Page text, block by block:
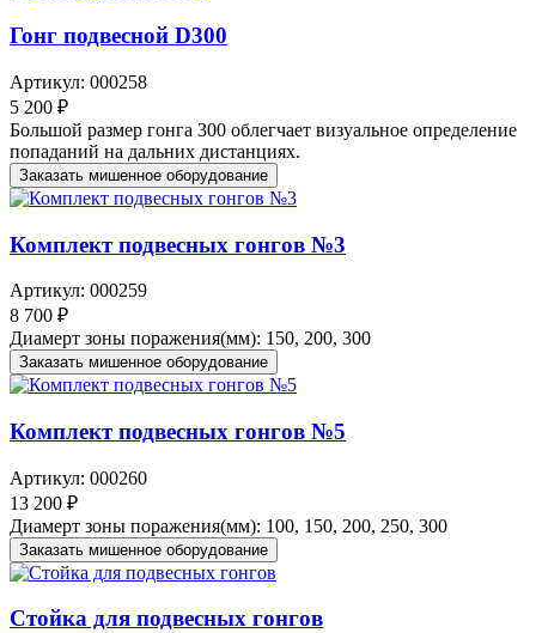
Гонг подвесной D300
Артикул: 000258
5 200 ₽
Большой размер гонга 300 облегчает визуальное определение
попаданий на дальних дистанциях.
Заказать мишенное оборудование
Комплект подвесных гонгов №3
Артикул: 000259
8 700 ₽
Диамерт зоны поражения(мм): 150, 200, 300
Заказать мишенное оборудование
Комплект подвесных гонгов №5
Артикул: 000260
13 200 ₽
Диамерт зоны поражения(мм): 100, 150, 200, 250, 300
Заказать мишенное оборудование
Стойка для подвесных гонгов